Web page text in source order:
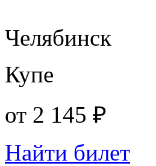
Челябинск
Купе
от 2 145 ₽
Найти билет